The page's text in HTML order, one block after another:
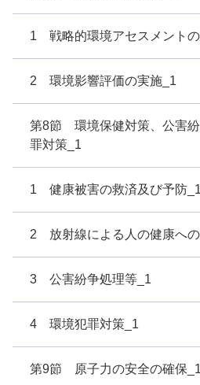
1 戦略的環境アセスメント
2 環境影響評価の実施_1
第8節 環境保健対策、公害
罪対策_1
1 健康被害の救済及び予防_1
2 放射線による人の健康へ
3 公害紛争処理等_1
4 環境犯罪対策_1
第9節 原子力の安全の確保_1